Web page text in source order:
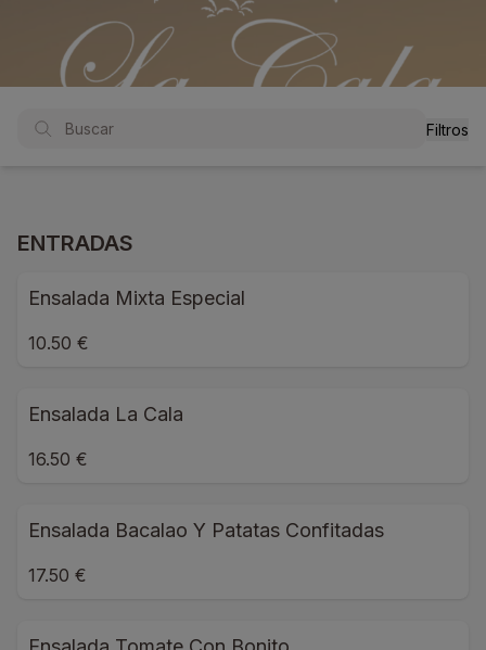
Filtros
ENTRADAS
Ensalada Mixta Especial
10.50 €
Ensalada La Cala
16.50 €
Ensalada Bacalao Y Patatas Confitadas
17.50 €